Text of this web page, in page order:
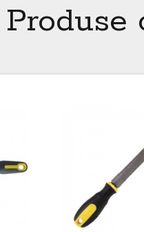
Produse